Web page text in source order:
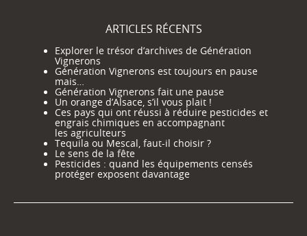
ARTICLES RÉCENTS
Explorer le trésor d’archives de Génération
Vignerons
Génération Vignerons est toujours en pause
mais…
Génération Vignerons fait une pause
Un orange d’Alsace, s’il vous plait !
Ces pays qui ont réussi à réduire pesticides et
engrais chimiques en accompagnant
les agriculteurs
Tequila ou Mescal, faut-il choisir ?
Le sens de la fête
Pesticides : quand les équipements censés
protéger exposent davantage